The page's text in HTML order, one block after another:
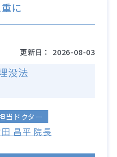
に
更新日： 2026-08-03
没法
当ドクター
昌平 院長